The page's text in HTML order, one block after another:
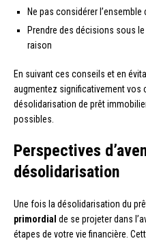
Ne pas considérer
Prendre des décisions sous
raison
En suivant ces conseils et en
augmentez significativement vos
désolidarisation de prêt
possibles.
Perspectives
désolidarisation
Une fois la désolidarisation du
primordial de se projeter dans
étapes de votre vie financière.